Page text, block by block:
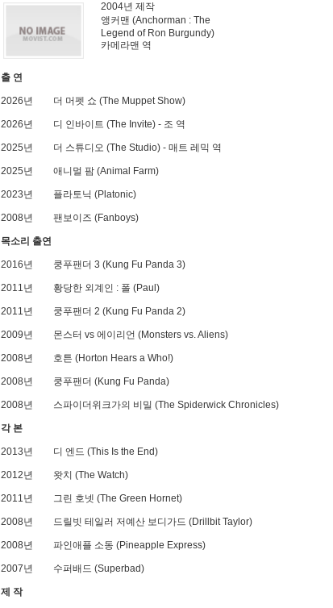
2004년 제작
앵커맨 (Anchorman : The
Legend of Ron Burgundy)
카메라맨 역
출 연
2026년 더 머펫 쇼 (The Muppet Show)
2026년 디 인바이트 (The Invite)- 조 역
2025년 더 스튜디오 (The Studio)- 매트 레믹 역
2025년 애니멀 팜 (Animal Farm)
2023년 플라토닉 (Platonic)
2008년 팬보이즈 (Fanboys)
목소리 출연
2016년 쿵푸팬더 3 (Kung Fu Panda 3)
2011년 황당한 외계인 : 폴 (Paul)
2011년 쿵푸팬더 2 (Kung Fu Panda 2)
2009년 몬스터 vs 에이리언 (Monsters vs. Aliens)
2008년 호튼 (Horton Hears a Who!)
2008년 쿵푸팬더 (Kung Fu Panda)
2008년 스파이더위크가의 비밀 (The Spiderwick Chronicles)
각 본
2013년 디 엔드 (This Is the End)
2012년 왓치 (The Watch)
2011년 그린 호넷 (The Green Hornet)
2008년 드릴빗 테일러 저예산 보디가드 (Drillbit Taylor)
2008년 파인애플 소동 (Pineapple Express)
2007년 수퍼배드 (Superbad)
제 작